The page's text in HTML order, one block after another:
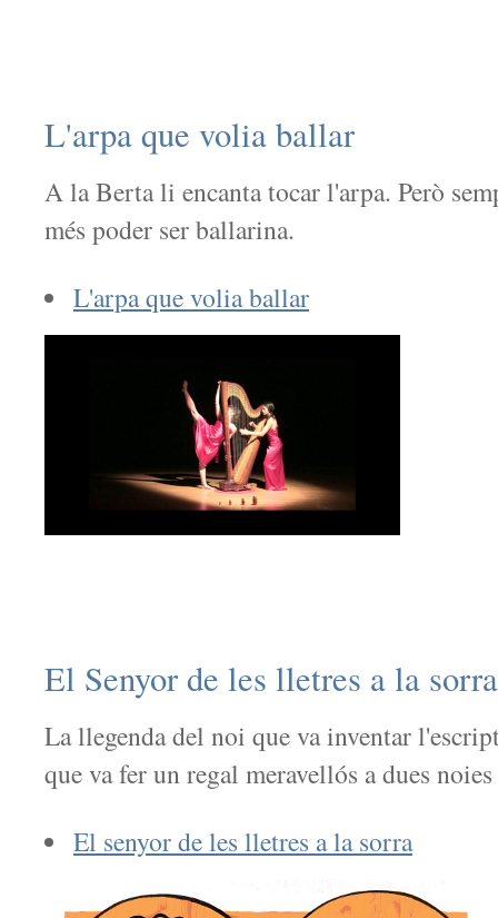
L'arpa que volia ballar
A la Berta li encanta tocar l'arpa. Però
més poder ser ballarina.
L'arpa que volia ballar
El Senyor de les lletres a la sorra
La llegenda del noi que va inventar
que va fer un regal meravellós a dues
El senyor de les lletres a la sorra